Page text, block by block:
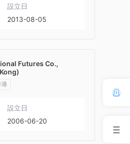
設立日
2013-08-05
Futures Co.,
港
設立日
2006-06-20